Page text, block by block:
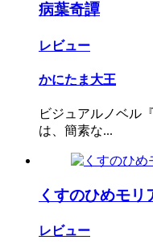
病葉奇譚
レビュー
かにたま大王
ビジュアルノベル
は、簡素な...
くすのひめモリ
レビュー